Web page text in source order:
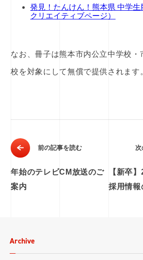
発見！たんけん！熊本県 中学生
クリエイティブページ）
なお、冊子は熊本市内公立中学校・
校を対象にして無償で提供されます
前の記事を読む
年始のテレビCM放送のご
案内
【新卒
採用情報
Archive